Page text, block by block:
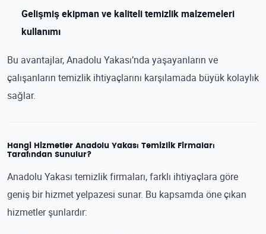
Gelişmiş ekipman ve kaliteli temizlik malzemeleri
kullanımı
Bu avantajlar, Anadolu Yakası’nda yaşayanların ve
çalışanların temizlik ihtiyaçlarını karşılamada büyük kolaylık
sağlar.
Hangi Hizmetler Anadolu Yakası Temizlik Firmaları
Tarafından Sunulur?
Anadolu Yakası temizlik firmaları, farklı ihtiyaçlara göre
geniş bir hizmet yelpazesi sunar. Bu kapsamda öne çıkan
hizmetler şunlardır: